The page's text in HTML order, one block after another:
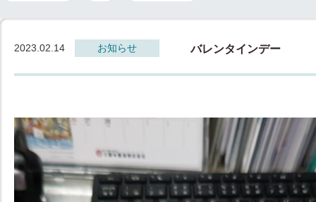
2023.02.14 お知らせ バレンタインデー